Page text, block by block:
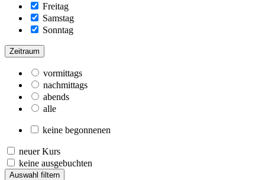
Freitag
Samstag
Sonntag
Zeitraum
vormittags
nachmittags
abends
alle
keine begonnenen
neuer Kurs
keine ausgebuchten
Auswahl filtern